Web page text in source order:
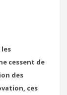
cessent de
des
ces